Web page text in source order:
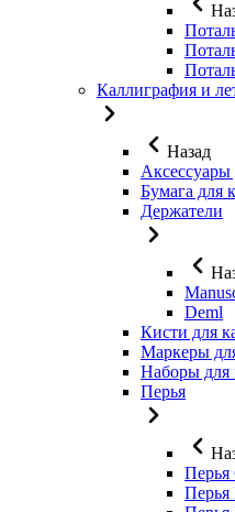
Каллиграфия и
Назад
Аксессуары
Бумага для
Держатели
Deml
Кисти для
Маркеры
Наборы для
Перья
Перья
Перья